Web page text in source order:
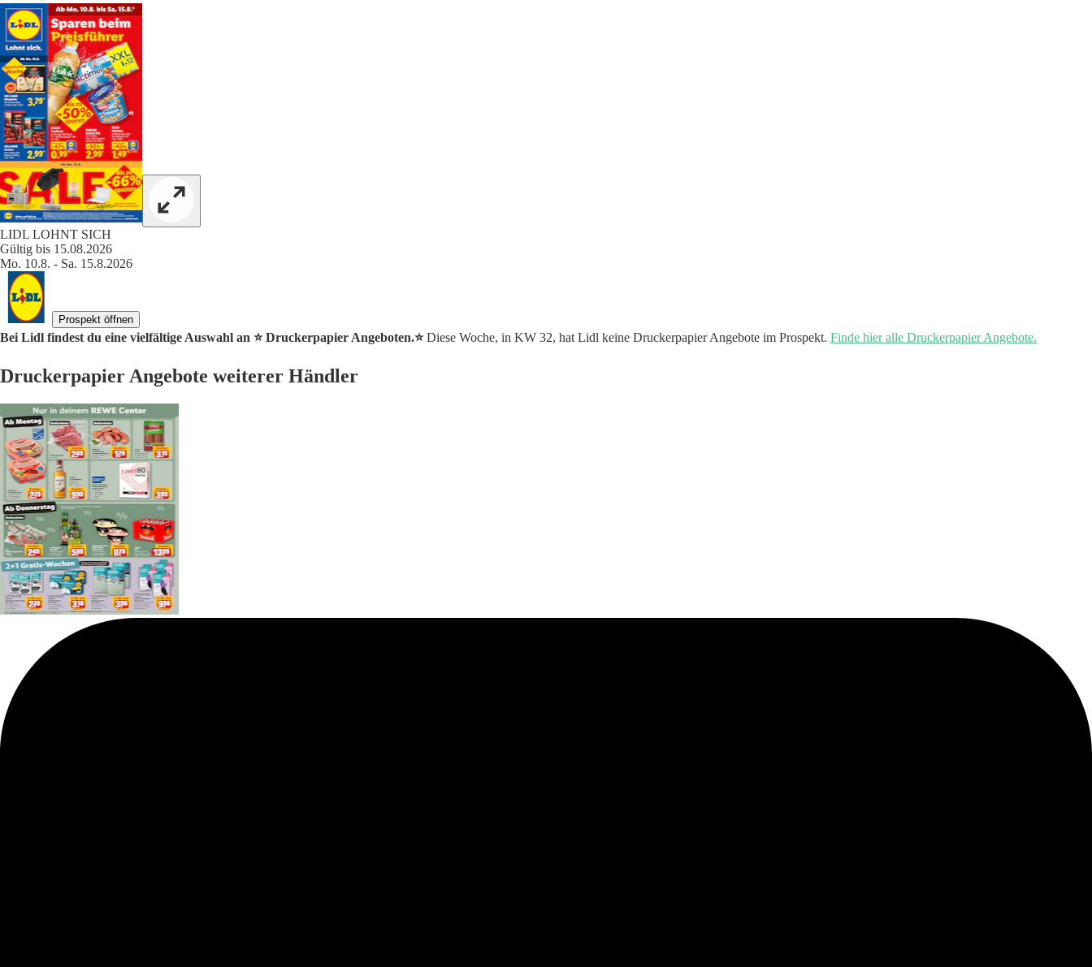
LIDL LOHNT SICH
Gültig bis 15.08.2026
Mo. 10.8. - Sa. 15.8.2026
Prospekt öffnen
Bei Lidl findest du eine vielfältige Auswahl an ⭐️ Druckerpapier Angeboten.⭐️Diese Woche, in KW 32, hat Lidl keine Druckerpapier Angebote im Prospekt. Finde hier alle Druckerpapier Angebote.
Druckerpapier Angebote weiterer Händler